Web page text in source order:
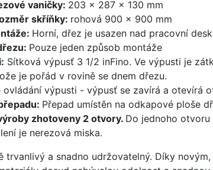
vaničky: 203 x 287 x 130 mm
skříňky: rohová 900 x 900 mm
Horní, dřez je usazen nad pracovní
Pouze jeden způsob montáže
Sítková výpusť 3 1/2 inFino. Ve výpusti je
je pořád v rovině se dnem dřezu.
ovládání výpusti - výpusť se zavírá a otevírá
Přepad umístěn na odkapové ploše
zhotoveny 2 otvory. Do jednoho
je nerezová miska.
trvanlivý a snadno udržovatelný. Díky